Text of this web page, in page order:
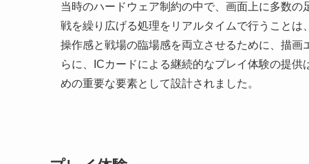
当時のハードウェア制約の中で、画面上に多数
戦を繰り広げる処理をリアルタイムで行うこと
操作感と戦場の臨場感を両立させるために、描
らに、ICカードによる継続的なプレイ体験の提
めの重要な要素として設計されました。